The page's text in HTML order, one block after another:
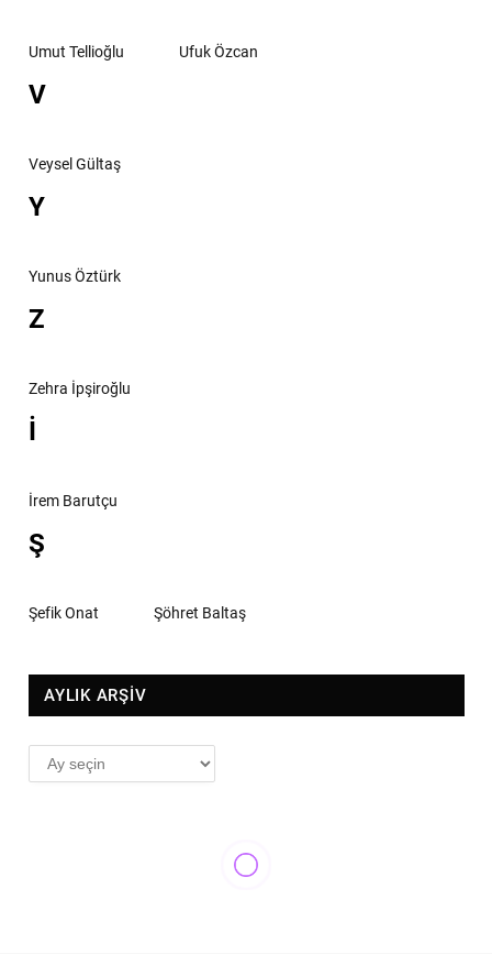
Umut Tellioğlu Ufuk Özcan
V
Veysel Gültaş
Y
Yunus Öztürk
Z
Zehra İpşiroğlu
İ
İrem Barutçu
Ş
Şefik Onat Şöhret Baltaş
AYLIK ARŞİV
AYLIK
ARŞİV